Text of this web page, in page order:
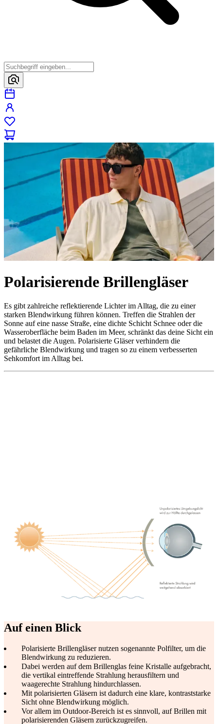
Polarisierende Brillengläser
Es gibt zahlreiche reflektierende Lichter im Alltag, die zu einer
starken Blendwirkung führen können. Treffen die Strahlen der
Sonne auf eine nasse Straße, eine dichte Schicht Schnee oder die
Wasseroberfläche beim Baden im Meer, schränkt das deine Sicht ein
und belastet die Augen. Polarisierte Gläser verhindern die
gefährliche Blendwirkung und tragen so zu einem verbesserten
Sehkomfort im Alltag bei.
Auf einen Blick
Polarisierte Brillengläser nutzen sogenannte Polfilter, um die
Blendwirkung zu reduzieren.
Dabei werden auf dem Brillenglas feine Kristalle aufgebracht,
die vertikal eintreffende Strahlung herausfiltern und
waagerechte Strahlung hindurchlassen.
Mit polarisierten Gläsern ist dadurch eine klare, kontraststarke
Sicht ohne Blendwirkung möglich.
Vor allem im Outdoor-Bereich ist es sinnvoll, auf Brillen mit
polarisierenden Gläsern zurückzugreifen.